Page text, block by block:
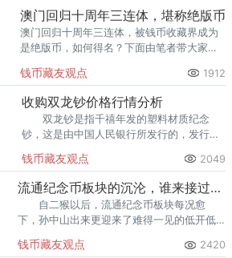
澳门回归十周年三连体，堪称绝版币
澳门回归十周年三连体，被钱币收藏界成为
是绝版币，如何得名？下面由笔者带大家了
钱币藏友观点 1912
收购双龙钞价格行情分析
双龙钞是指千禧年发的塑料材质纪念
钞，这是由中国人民银行所发行的，发行时
称的“迎接新世纪”纪念钞，20
钱币藏友观点 2049
流通纪念币板块的沉沦，谁来接过它的大旗？
自二猴以后，流通纪念币板块每况愈
下，孙中山出来更迎来了难得一见的低开低
大家也能想象的到会是什么样的一个开场和
钱币藏友观点 2420